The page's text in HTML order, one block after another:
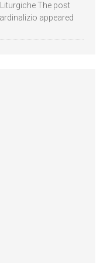
The post
appeared